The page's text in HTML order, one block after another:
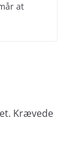
at
Krævede